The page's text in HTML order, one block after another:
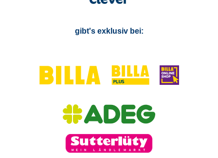
gibt's exklusiv bei: